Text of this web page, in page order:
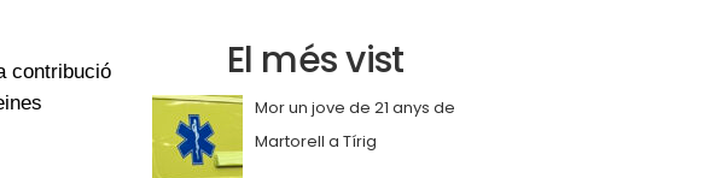
contribució
El més vist
Mor un jove de 21 anys de
Martorell a Tírig